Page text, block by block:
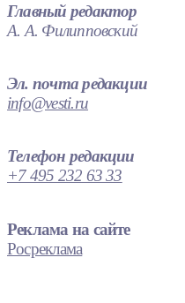
Главный редактор
А. А. Филипповский
Эл. почта редакции
info@vesti.ru
Телефон редакции
+7 495 232 63 33
Реклама на сайте
Росреклама